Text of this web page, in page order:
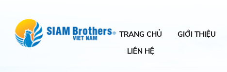
TRANG CHỦ GIỚI THIỆU
LIÊN HỆ